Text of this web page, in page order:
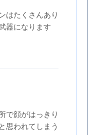
はたくさんあり
器になります
で顔がはっきり
思われてしまう